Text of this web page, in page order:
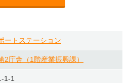
ートステーション
2庁舎（1階産業振興課）
1-1